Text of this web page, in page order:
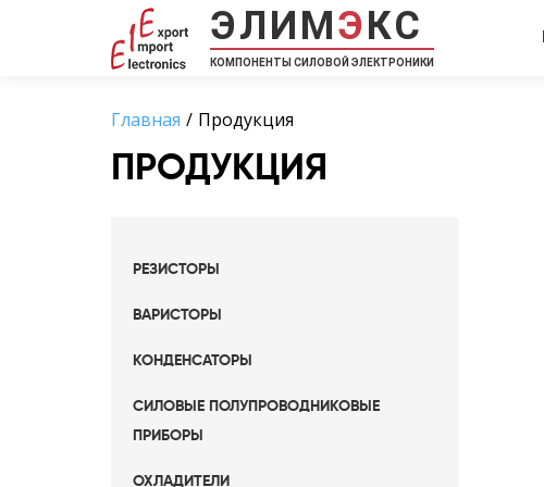
ЭЛИМЭКС
КОМПОНЕНТЫ СИЛОВОЙ ЭЛЕКТРОНИКИ
Главная Продукция
ПРОДУКЦИЯ
РЕЗИСТОРЫ
ВАРИСТОРЫ
КОНДЕНСАТОРЫ
СИЛОВЫЕ ПОЛУПРОВОДНИКОВЫЕ
ПРИБОРЫ
ОХЛАДИТЕЛИ